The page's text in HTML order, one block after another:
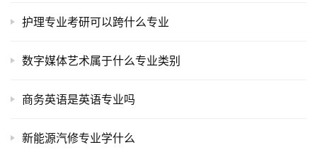
护理专业考研可以跨什么专业
数字媒体艺术属于什么专业类别
商务英语是英语专业吗
新能源汽修专业学什么